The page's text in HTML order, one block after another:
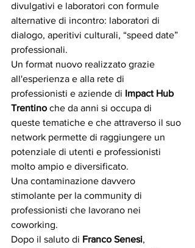
divulgativi e laboratori con formule
alternative di incontro: laboratori di
dialogo, aperitivi culturali, “speed date”
professionali.
Un format nuovo realizzato grazie
all'esperienza e alla rete di
professionisti e aziende di Impact Hub
Trentino che da anni si occupa di
queste tematiche e che attraverso il suo
network permette di raggiungere un
potenziale di utenti e professionisti
molto ampio e diversificato.
Una contaminazione davvero
stimolante per la community di
professionisti che lavorano nei
coworking.
Dopo il saluto di Franco Senesi,